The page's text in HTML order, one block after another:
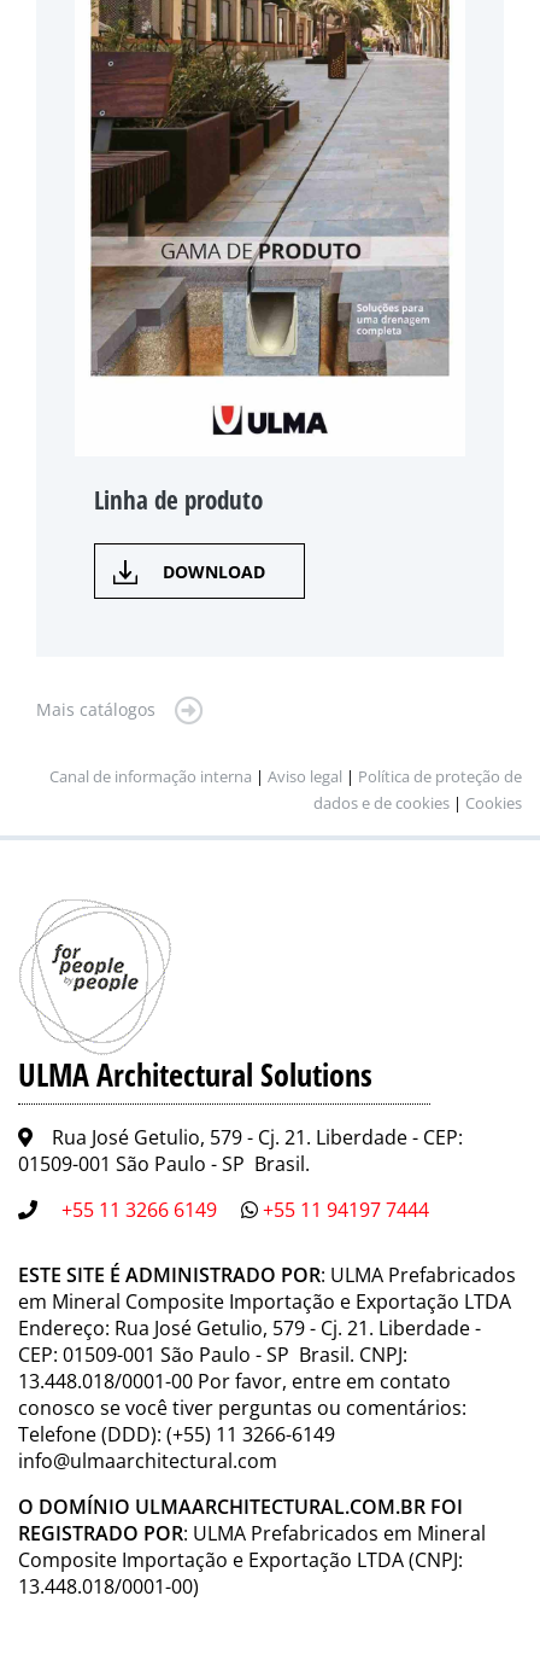
Linha de produto
DOWNLOAD
Mais catálogos
Canal de informação interna | Aviso legal | Política de proteção de
dados e de cookies | Cookies
ULMA Architectural Solutions
Rua José Getulio, 579 - Cj. 21. Liberdade - CEP:
01509-001 São Paulo - SP Brasil.
+55 11 3266 6149
+55 11 94197 7444
ESTE SITE É ADMINISTRADO POR: ULMA Prefabricados
em Mineral Composite Importação e Exportação LTDA
Endereço: Rua José Getulio, 579 - Cj. 21. Liberdade -
CEP: 01509-001 São Paulo - SP Brasil. CNPJ:
13.448.018/0001-00 Por favor, entre em contato
conosco se você tiver perguntas ou comentários:
Telefone (DDD): (+55) 11 3266-6149
info@ulmaarchitectural.com
O DOMÍNIO ULMAARCHITECTURAL.COM.BR FOI
REGISTRADO POR: ULMA Prefabricados em Mineral
Composite Importação e Exportação LTDA (CNPJ:
13.448.018/0001-00)